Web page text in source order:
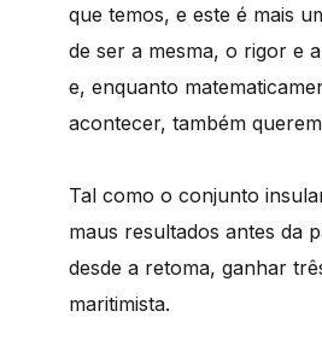
que temos, e este é mais
de ser a mesma, o rigor e
e, enquanto
acontecer, também
Tal como o conjunto
maus resultados antes da
desde a retoma, ganhar
maritimista.